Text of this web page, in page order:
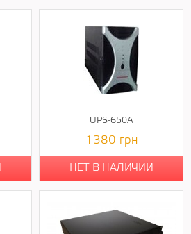
UPS-650A
1380 грн
НЕТ В НАЛИЧИИ